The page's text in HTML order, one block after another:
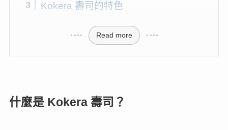
Kokera 壽司的特色
Read more
什麼是 Kokera 壽司？